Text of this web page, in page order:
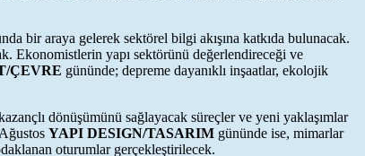
bir araya gelerek sektörel bilgi akışına katkıda bulunacak.
Ekonomistlerin yapı sektörünü değerlendireceği ve
ÇEVRE gününde; depreme dayanıklı inşaatlar, ekolojik
dönüşümünü sağlayacak süreçler ve yeni yaklaşımlar
YAPI DESIGN/TASARIM gününde ise, mimarlar
oturumlar gerçekleştirilecek.